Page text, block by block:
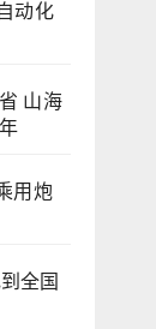
动化
山海
用炮
全国